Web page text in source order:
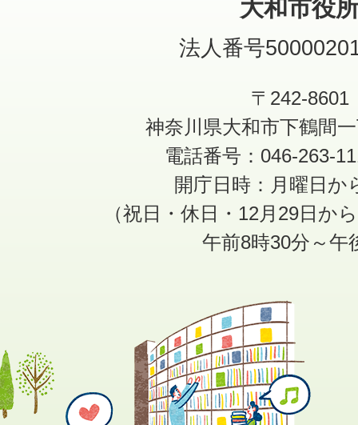
大和市役
法人番号
〒242-8601
神奈川県大和市下鶴間
電話番号：046-263-
開庁日時：月曜日か
（祝日・休日・12月29日か
午前8時30分～午